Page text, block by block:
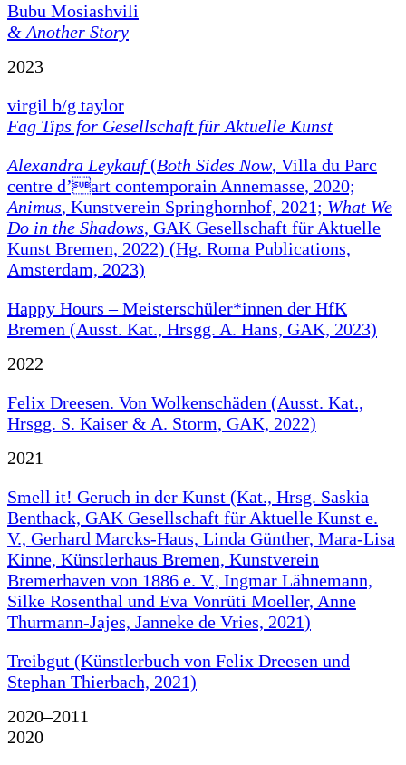
Bubu Mosiashvili
& Another Story
2023
virgil b/g taylor
Fag Tips for Gesellschaft für Aktuelle Kunst
Alexandra Leykauf(Both Sides Now, Villa du Parc
centre d’art contemporain Annemasse, 2020;
Animus, Kunstverein Springhornhof, 2021; What We
Do in the Shadows, GAK Gesellschaft für Aktuelle
Kunst Bremen, 2022) (Hg. Roma Publications,
Amsterdam, 2023)
Happy Hours – Meisterschüler*innen der HfK
Bremen (Ausst. Kat., Hrsgg. A. Hans, GAK, 2023)
2022
Felix Dreesen. Von Wolkenschäden (Ausst. Kat.,
Hrsgg. S. Kaiser & A. Storm, GAK, 2022)
2021
Smell it! Geruch in der Kunst (Kat., Hrsg. Saskia
Benthack, GAK Gesellschaft für Aktuelle Kunst e.
V., Gerhard Marcks-Haus, Linda Günther, Mara-Lisa
Kinne, Künstlerhaus Bremen, Kunstverein
Bremerhaven von 1886 e. V., Ingmar Lähnemann,
Silke Rosenthal und Eva Vonrüti Moeller, Anne
Thurmann-Jajes, Janneke de Vries, 2021)
Treibgut (Künstlerbuch von Felix Dreesen und
Stephan Thierbach, 2021)
2020–2011
2020